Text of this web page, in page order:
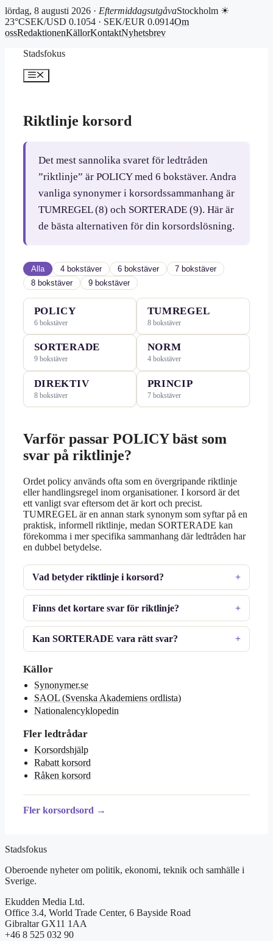
lördag, 8 augusti 2026 · EftermiddagsutgåvaStockholm ☀
23°CSEK/USD 0.1054 · SEK/EUR 0.0914Om
ossRedaktionenKällorKontaktNyhetsbrev
Stadsfokus
Meny
Riktlinje korsord
Det mest sannolika svaret för ledtråden
”riktlinje” är POLICY med 6 bokstäver. Andra
vanliga synonymer i korsordssammanhang är
TUMREGEL (8) och SORTERADE (9). Här är
de bästa alternativen för din korsordslösning.
Alla 4 bokstäver 6 bokstäver
7 bokstäver
8 bokstäver
9 bokstäver
POLICY
6 bokstäver
TUMREGEL
8 bokstäver
SORTERADE
9 bokstäver
NORM
4 bokstäver
DIREKTIV
8 bokstäver
PRINCIP
7 bokstäver
Varför passar POLICY bäst som
svar på riktlinje?
Ordet policy används ofta som en övergripande riktlinje
eller handlingsregel inom organisationer. I korsord är det
ett vanligt svar eftersom det är kort och precist.
TUMREGEL är en annan stark synonym som syftar på en
praktisk, informell riktlinje, medan SORTERADE kan
förekomma i mer specifika sammanhang där ledtråden har
en dubbel betydelse.
Vad betyder riktlinje i korsord?
Finns det kortare svar för riktlinje?
Kan SORTERADE vara rätt svar?
Källor
Synonymer.se
SAOL (Svenska Akademiens ordlista)
Nationalencyklopedin
Fler ledtrådar
Korsordshjälp
Rabatt korsord
Råken korsord
Fler korsordsord →
Stadsfokus
Oberoende nyheter om politik, ekonomi, teknik och samhälle i
Sverige.
Ekudden Media Ltd.
Office 3.4, World Trade Center, 6 Bayside Road
Gibraltar GX11 1AA
+46 8 525 032 90